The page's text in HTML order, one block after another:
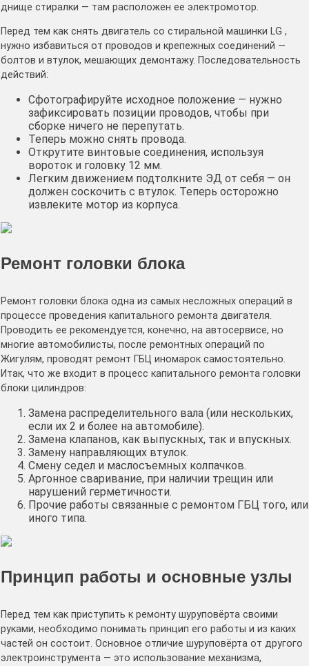
днище стиралки — там расположен ее электромотор.
Перед тем как снять двигатель со стиральной машинки LG ,
нужно избавиться от проводов и крепежных соединений —
болтов и втулок, мешающих демонтажу. Последовательность
действий:
Сфотографируйте исходное положение — нужно
зафиксировать позиции проводов, чтобы при
сборке ничего не перепутать.
Теперь можно снять провода.
Открутите винтовые соединения, используя
вороток и головку 12 мм.
Легким движением подтолкните ЭД от себя — он
должен соскочить с втулок. Теперь осторожно
извлеките мотор из корпуса.
Ремонт головки блока
Ремонт головки блока одна из самых несложных операций в
процессе проведения капитального ремонта двигателя.
Проводить ее рекомендуется, конечно, на автосервисе, но
многие автомобилисты, после ремонтных операций по
Жигулям, проводят ремонт ГБЦ иномарок самостоятельно.
Итак, что же входит в процесс капитального ремонта головки
блоки цилиндров:
Замена распределительного вала (или нескольких,
если их 2 и более на автомобиле).
Замена клапанов, как выпускных, так и впускных.
Замену направляющих втулок.
Смену седел и маслосъемных колпачков.
Аргонное сваривание, при наличии трещин или
нарушений герметичности.
Прочие работы связанные с ремонтом ГБЦ того, или
иного типа.
Принцип работы и основные узлы
Перед тем как приступить к ремонту шуруповёрта своими
руками, необходимо понимать принцип его работы и из каких
частей он состоит. Основное отличие шуруповёрта от другого
электроинструмента — это использование механизма,